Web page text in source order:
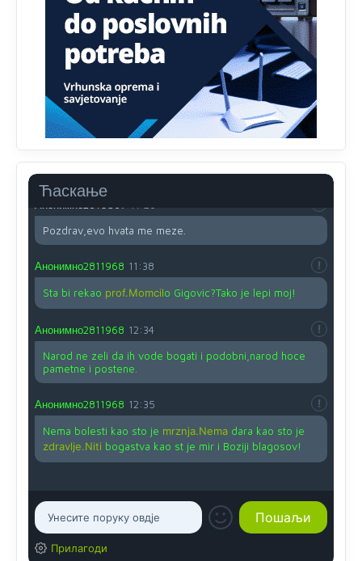
Ћаскање
Proguglajte
Анонимно2810587
11:21
O kako su cudni lvi ljudi,uzeli bi sve da mogu...a ja srce
svima fajem,radujem se tudjoj sreci.I ko ima i ko nema
na iso ce mjesto leci!
Анонимно2810587
11:24
Pozdrav,evo hvata me meze.
Анонимно2811968 11:38
Sta bi rekao prof.Momcilo Gigovic?Tako je lepi moj!
Анонимно2811968 12:34
Narod ne zeli da ih vode bogati i podobni,narod hoce
pametne i postene.
Анонимно2811968 12:35
Nema bolesti kao sto je mrznja.Nemadara kao sto je
zdravlje.Niti bogastva kao st je mir i Boziji blagosov!
Прилагоди